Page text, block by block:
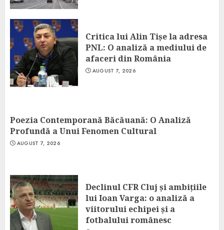
Critica lui Alin Tișe la adresa
PNL: O analiză a mediului de
afaceri din România
AUGUST 7, 2026
Poezia Contemporană Băcăuană: O Analiză
Profundă a Unui Fenomen Cultural
AUGUST 7, 2026
Declinul CFR Cluj și ambițiile
lui Ioan Varga: o analiză a
viitorului echipei și a
fotbalului românesc